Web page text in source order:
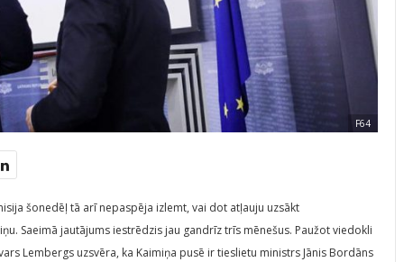
F64
šonedēļ tā arī nepaspēja izlemt, vai dot atļauju uzsākt
Saeimā jautājums iestrēdzis jau gandrīz trīs mēnešus. Paužot viedokli
Lembergs uzsvēra, ka Kaimiņa pusē ir tieslietu ministrs Jānis Bordāns